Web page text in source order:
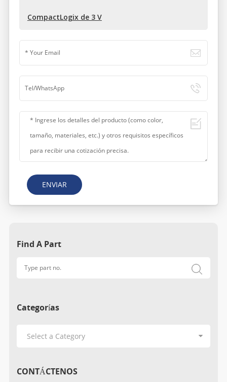
CompactLogix de 3 V
ENVIAR
Find A Part
Categorías
CONTÁCTENOS